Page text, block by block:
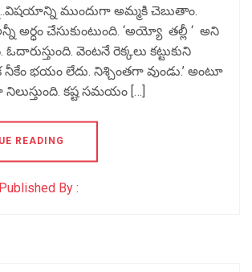
ముందుగా అమ్మకి చెబుతాం.
అర్ధం చేసుకుంటుంది. ‘అయ్యో తల్లీ ‘ అని
వెంటనే రెక్కలు కట్టుకుని
నీకేం భయం లేదు. నిశ్చింతగా వుండు.’ అంటూ
కష్ట సమయం […]
READING
Published By :